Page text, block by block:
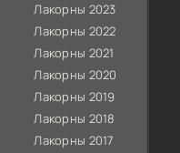
Лакорны 2023
Лакорны 2022
Лакорны 2021
Лакорны 2020
Лакорны 2019
Лакорны 2018
Лакорны 2017